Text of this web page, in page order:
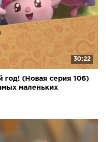
30:22
(Новая серия 106)
маленьких